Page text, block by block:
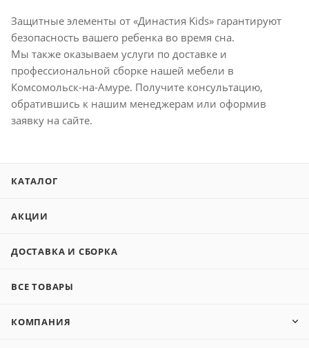
Защитные элементы от «Династия Kids» гарантируют
безопасность вашего ребенка во время сна.
Мы также оказываем услуги по доставке и
профессиональной сборке нашей мебели в
Комсомольск-на-Амуре. Получите консультацию,
обратившись к нашим менеджерам или оформив
заявку на сайте.
КАТАЛОГ
АКЦИИ
ДОСТАВКА И СБОРКА
ВСЕ ТОВАРЫ
КОМПАНИЯ